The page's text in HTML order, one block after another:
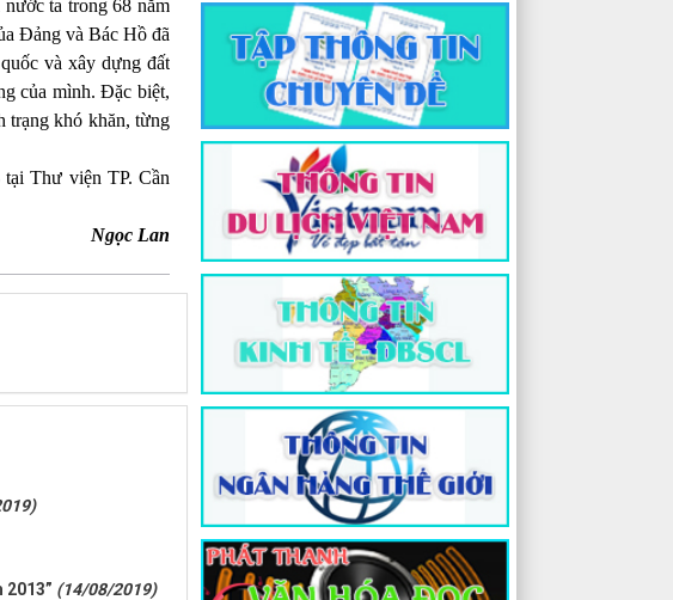
ta trong 68 năm
Đảng và Bác Hồ đã
và xây dựng đất
của mình. Đặc biệt,
trạng khó khăn, từng
Thư viện TP. Cần
Ngọc Lan
(14/08/2019)